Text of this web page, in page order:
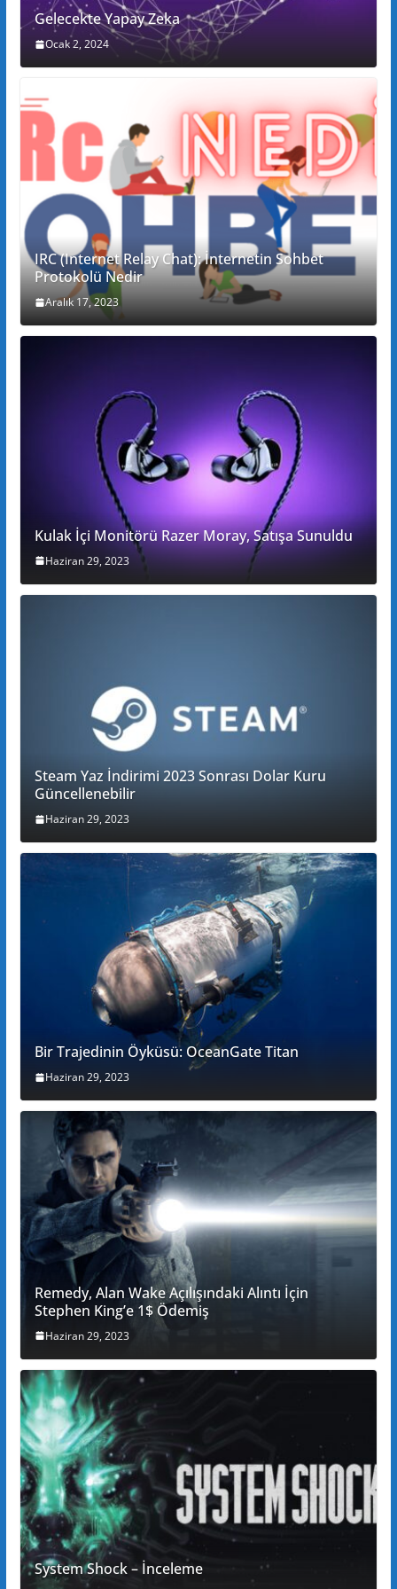
Gelecekte Yapay Zeka
Ocak 2, 2024
IRC (Internet Relay Chat): İnternetin Sohbet
Protokolü Nedir
Aralık 17, 2023
Kulak İçi Monitörü Razer Moray, Satışa Sunuldu
Haziran 29, 2023
Steam Yaz İndirimi 2023 Sonrası Dolar Kuru
Güncellenebilir
Haziran 29, 2023
Bir Trajedinin Öyküsü: OceanGate Titan
Haziran 29, 2023
Remedy, Alan Wake Açılışındaki Alıntı İçin
Stephen King’e 1$ Ödemiş
Haziran 29, 2023
System Shock – İnceleme